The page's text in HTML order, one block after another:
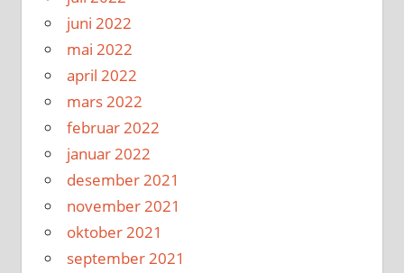
juni 2022
mai 2022
april 2022
mars 2022
februar 2022
januar 2022
desember 2021
november 2021
oktober 2021
september 2021